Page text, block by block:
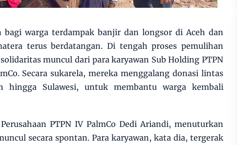
bagi warga terdampak banjir dan longsor di Aceh dan
terus berdatangan. Di tengah proses pemulihan
muncul dari para karyawan Sub Holding PTPN
Secara sukarela, mereka menggalang donasi lintas
hingga Sulawesi, untuk membantu warga kembali
PTPN IV PalmCo Dedi Ariandi, menuturkan
secara spontan. Para karyawan, kata dia, tergerak